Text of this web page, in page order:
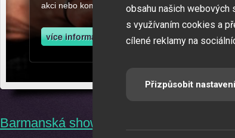
akci nebo kompletní zajištění zábavných a
Barmanská show
obsahu našich webových
s využívaním cookies a
cílené reklamy na
Přizpůsobit